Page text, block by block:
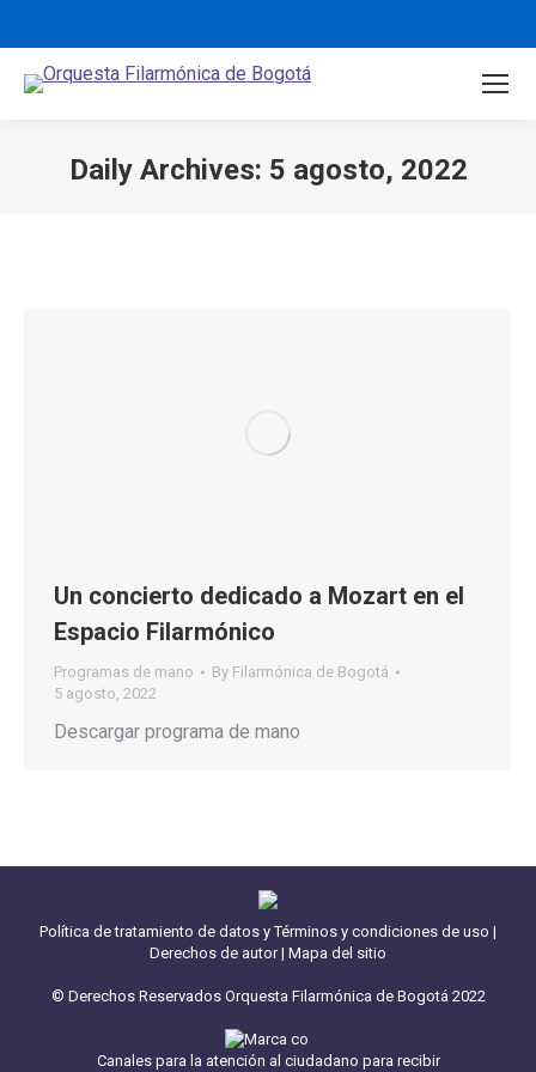
Daily Archives: 5 agosto, 2022
Un concierto dedicado a Mozart en el
Espacio Filarmónico
Programas de mano By Filarmónica de Bogotá
5 agosto, 2022
Descargar programa de mano
Política de tratamiento de datos y Términos y condiciones de uso |
Derechos de autor| Mapa del sitio
© Derechos Reservados Orquesta Filarmónica de Bogotá 2022
Canales para la atención al ciudadano para recibir